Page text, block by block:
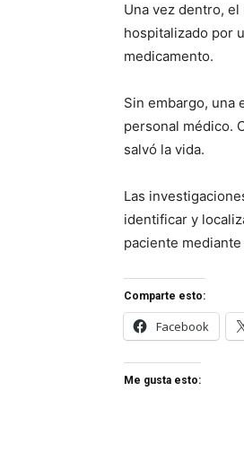
Una vez dentro,
hospitalizado por
medicamento.
Sin embargo, una
personal médico.
salvó la vida.
Las
identificar y
paciente
Comparte esto:
Facebook
Me gusta esto: